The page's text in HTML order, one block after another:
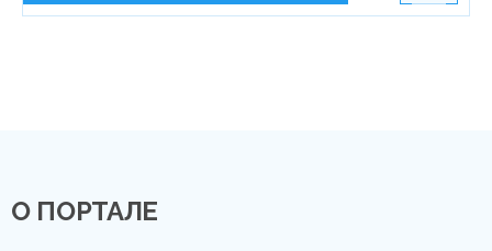
О ПОРТАЛЕ